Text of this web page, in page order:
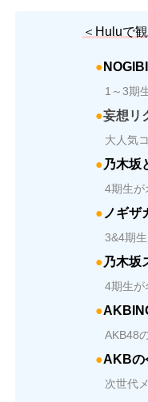
＜Huluで
●
1～3期
●妄想リ
大人気
●乃木坂
4期生が
● ノギザ
3&4期
●乃木坂
4期生が
●
AKB48
●AKBの
次世代